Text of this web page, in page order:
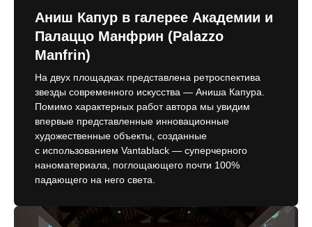
Аниш Капур в галерее Академии и
Палаццо Манфрин (Palazzo
Manfrin)
На двух площадках представлена ретроспектива
звезды современного искусства — Аниша Капура.
Помимо характерных работ автора мы увидим
впервые представленные инновационные
художественные объекты, созданные
с использованием Vantablack — суперчерного
наноматериала, поглощающего почти 100%
падающего на него света.